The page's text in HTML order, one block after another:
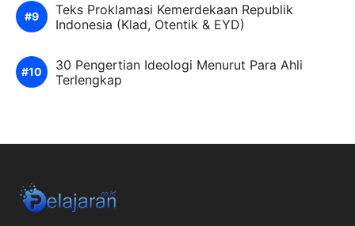
Teks Proklamasi Kemerdekaan Republik
Indonesia (Klad, Otentik & EYD)
30 Pengertian Ideologi Menurut Para Ahli
Terlengkap